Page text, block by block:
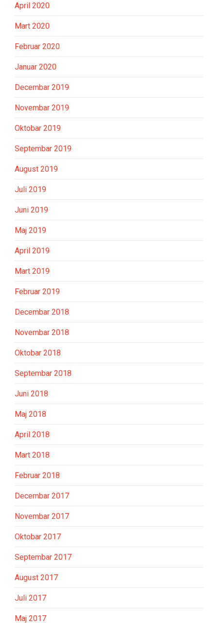
April 2020
Mart 2020
Februar 2020
Januar 2020
Decembar 2019
Novembar 2019
Oktobar 2019
Septembar 2019
August 2019
Juli 2019
Juni 2019
Maj 2019
April 2019
Mart 2019
Februar 2019
Decembar 2018
Novembar 2018
Oktobar 2018
Septembar 2018
Juni 2018
Maj 2018
April 2018
Mart 2018
Februar 2018
Decembar 2017
Novembar 2017
Oktobar 2017
Septembar 2017
August 2017
Juli 2017
Maj 2017